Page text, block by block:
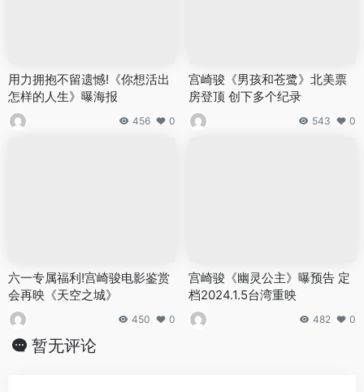
用力拥抱不留遗憾!《你想活出
怎样的人生》曝海报
456 0
宫崎骏《男孩和苍鹭》北美票
房登顶 创下多个纪录
543 0
六一专属福利!宫崎骏电影鉴赏
会再映《天空之城》
450 0
宫崎骏《幽灵公主》曝预告 定
档2024.1.5台湾重映
482 0
暂无评论